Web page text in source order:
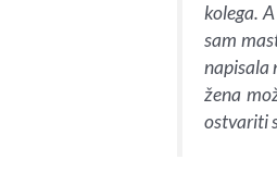
kolega.
sam
napisala
žena
ostvariti